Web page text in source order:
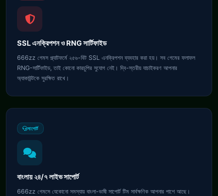
SSL এনক্রিপশন ও RNG সার্টিফাইড
666zz গেমস প্ল্যাটফর্মে ২৫৬-বিট SSL এনক্রিপশন ব্যবহার করা হয়। সব গেমের ফলাফল
RNG-সার্টিফাইড, তাই কোনো কারচুপির সুযোগ নেই। দ্বি-স্তরীয় যাচাইকরণ আপনার
অ্যাকাউন্টকে সুরক্ষিত রাখে।
সাপোর্ট
বাংলায় ২৪/৭ লাইভ সাপোর্ট
666zz গেমসে যেকোনো সমস্যায় বাংলা-ভাষী সাপোর্ট টিম সার্বক্ষণিক আপনার পাশে আছে।